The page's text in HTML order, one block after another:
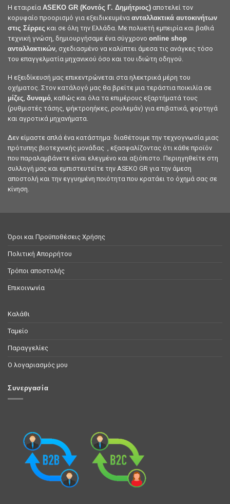
Η εταιρεία ASEKO GR (Κοντός Γ. Δημήτριος) αποτελεί τον
κορυφαίο προορισμό για εξειδικευμένα ανταλλακτικά αυτοκινήτων
στις Σέρρες και σε όλη την Ελλάδα. Με πολυετή εμπειρία και βαθιά
τεχνική γνώση, δημιουργήσαμε ένα σύγχρονο online shop
ανταλλακτικών , σχεδιασμένο να καλύπτει άμεσα τις ανάγκες τόσο
του επαγγελματία μηχανικού όσο και του ιδιώτη οδηγού.
Η εξειδίκευσή μας επικεντρώνεται στα ηλεκτρικά μέρη του
οχήματος. Στον κατάλογό μας θα βρείτε μια τεράστια ποικιλία σε
μίζες, δυναμό, καθώς και όλα τα επιμέρους εξαρτήματά τους
(ρυθμιστές τάσης, ψήκτροηήκες, ρουλεμάν) για επιβατικά, φορτηγά
και αγροτικά μηχανήματα.
Δεν είμαστε απλά ένα κατάστημα· διαθέτουμε την τεχνογνωσία μιας
πρότυπης βιοτεχνικής μονάδας , εξασφαλίζοντας ότι κάθε προϊόν
που παραλαμβάνετε είναι ελεγμένο και αξιόπιστο. Περιηγηθείτε στη
συλλογή μας και εμπιστευτείτε την ASEKO GR για την άμεση
αποστολή και την εγγυημένη ποιότητα που κρατάει το όχημά σας σε
κίνηση.
Όροι και Προϋποθέσεις Χρήσης
Πολιτική Απορρήτου
Τρόποι αποστολής
Επικοινωνία
Καλάθι
Ταμείο
Παραγγελίες
Ο λογαριασμός μου
Συνεργασία